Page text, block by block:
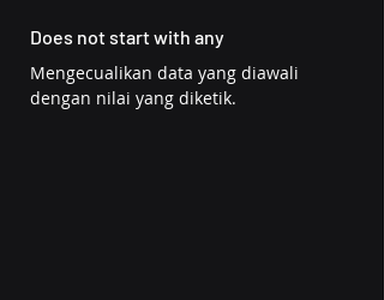
Does not start with any
Mengecualikan data yang diawali
dengan nilai yang diketik.